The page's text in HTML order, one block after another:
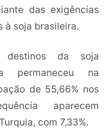
das exigências
à soja brasileira.
destinos da soja
permaneceu na
de 55,66% nos
aparecem
com 7,33%.